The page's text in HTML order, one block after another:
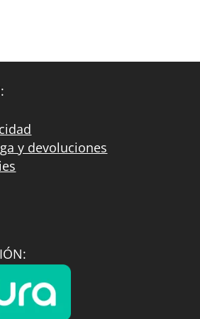
y devoluciones